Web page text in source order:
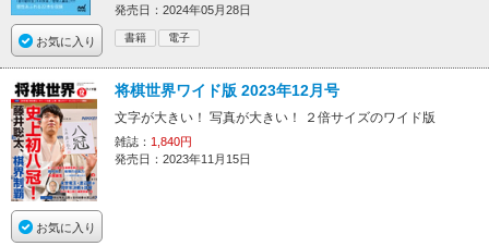
お気に入り
発売日：2024年05月28日
書籍 電子
お気に入り
将棋世界ワイド版 2023年12月号
文字が大きい！ 写真が大きい！ ２倍サイズのワイド版
雑誌： 1,840円
発売日：2023年11月15日